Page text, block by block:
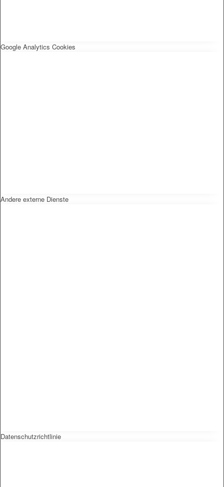
Google Analytics Cookies
Andere externe Dienste
Datenschutzrichtlinie